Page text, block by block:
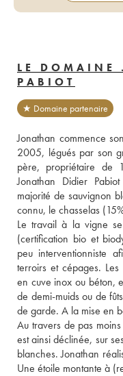
LE DOMAINE
PABIOT
★ Domaine partenaire
Jonathan commence
2005, légués par son
père, propriétaire de
Jonathan Didier
majorité de sauvignon
connu, le chasselas
Le travail à la vigne se
(certification bio et
peu interventionniste
terroirs et cépages.
en cuve inox ou béton,
de demi-muids ou de
de garde. A la mise en
Au travers de pas
est ainsi déclinée, sur
blanches. Jonathan
Une étoile montante à